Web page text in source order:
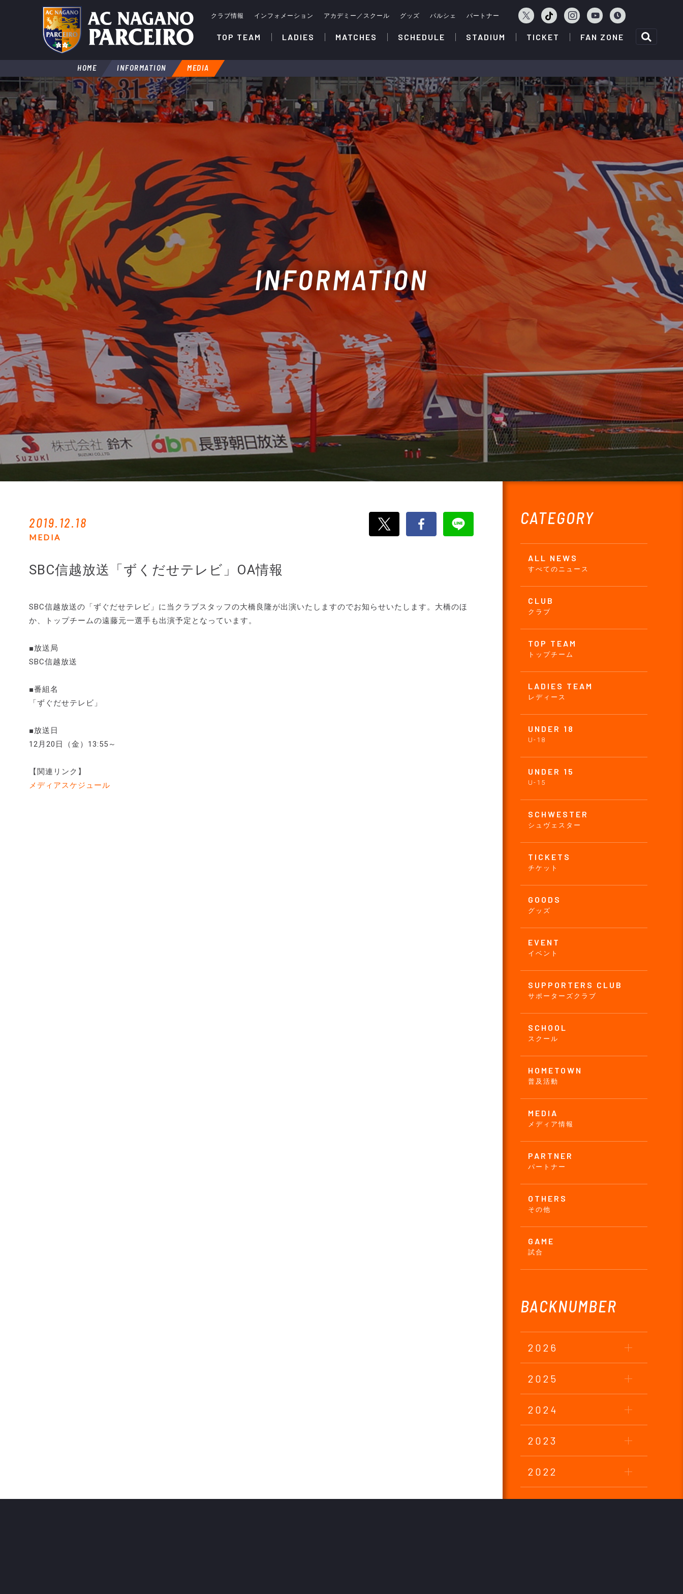
クラブ情報 インフォメーション アカデミー／スクール グッズ パルシェ パートナー
TOP TEAM LADIES MATCHES SCHEDULE STADIUM TICKET FAN ZONE
HOME INFORMATION MEDIA
INFORMATION
CATEGORY
ALL NEWS
すべてのニュース
CLUB
クラブ
TOP TEAM
トップチーム
LADIES TEAM
レディース
UNDER 18
U-18
UNDER 15
U-15
SCHWESTER
シュヴェスター
TICKETS
チケット
GOODS
グッズ
EVENT
イベント
SUPPORTERS CLUB
サポーターズクラブ
SCHOOL
スクール
HOMETOWN
普及活動
MEDIA
メディア情報
PARTNER
パートナー
OTHERS
その他
GAME
試合
BACKNUMBER
2026
2025
2024
2023
2022
2021
2019.12.18
MEDIA
SBC信越放送「ずくだせテレビ」OA情報
SBC信越放送の「ずぐだせテレビ」に当クラブスタッフの大橋良隆が出演いたしますのでお知らせいたします。大橋のほ
か、トップチームの遠藤元一選手も出演予定となっています。
■放送局
SBC信越放送
■番組名
「ずぐだせテレビ」
■放送日
12月20日（金）13:55～
【関連リンク】
メディアスケジュール